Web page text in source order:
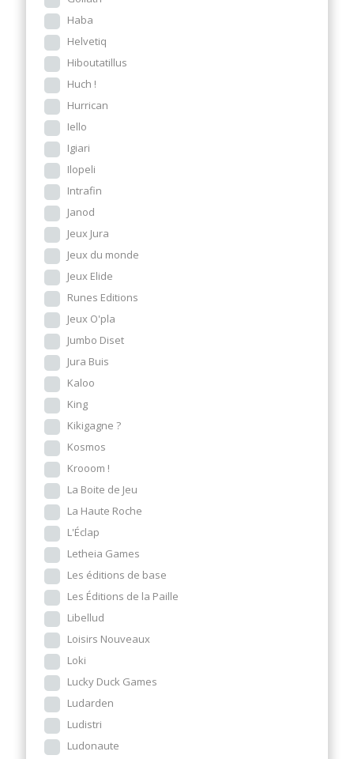
Haba
Helvetiq
Hiboutatillus
Huch !
Hurrican
Iello
Igiari
Ilopeli
Intrafin
Janod
Jeux Jura
Jeux du monde
Jeux Elide
Runes Editions
Jeux O'pla
Jumbo Diset
Jura Buis
Kaloo
King
Kikigagne ?
Kosmos
Krooom !
La Boite de Jeu
La Haute Roche
L'Éclap
Letheia Games
Les éditions de base
Les Éditions de la Paille
Libellud
Loisirs Nouveaux
Loki
Lucky Duck Games
Ludarden
Ludistri
Ludonaute